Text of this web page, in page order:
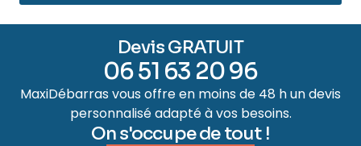
Devis GRATUIT
06 51 63 20 96
MaxiDébarras vous offre en moins de 48 h un devis
personnalisé adapté à vos besoins.
On s'occupe de tout !